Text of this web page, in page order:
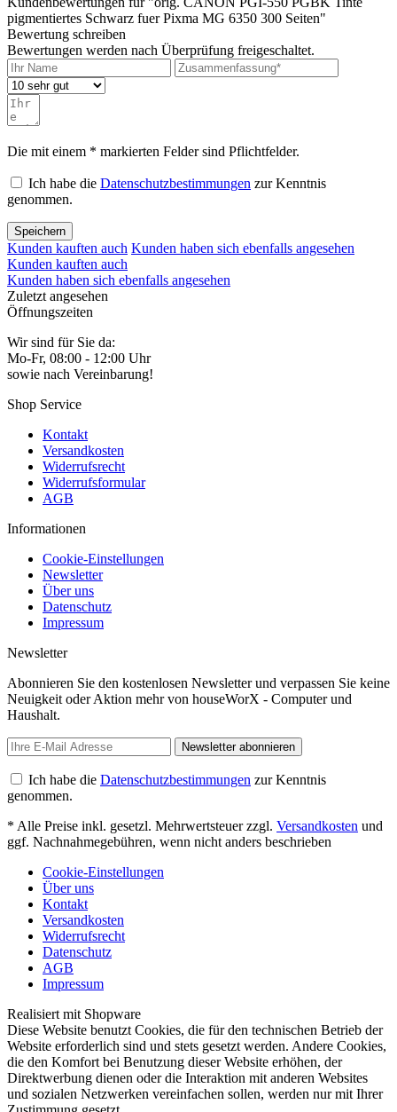
pigmentiertes Schwarz fuer Pixma MG 6350 300 Seiten"
Bewertung schreiben
Bewertungen werden nach Überprüfung freigeschaltet.
Die mit einem * markierten Felder sind Pflichtfelder.
Ich habe die Datenschutzbestimmungen zur Kenntnis
genommen.
Speichern
Kunden kauften auch Kunden haben sich ebenfalls angesehen
Kunden kauften auch
Kunden haben sich ebenfalls angesehen
Zuletzt angesehen
Öffnungszeiten
Wir sind für Sie da:
Mo-Fr, 08:00 - 12:00 Uhr
sowie nach Vereinbarung!
Shop Service
Kontakt
Versandkosten
Widerrufsrecht
Widerrufsformular
AGB
Informationen
Cookie-Einstellungen
Newsletter
Über uns
Datenschutz
Impressum
Newsletter
Abonnieren Sie den kostenlosen Newsletter und verpassen Sie keine
Neuigkeit oder Aktion mehr von houseWorX - Computer und
Haushalt.
Newsletter abonnieren
Ich habe die Datenschutzbestimmungen zur Kenntnis
genommen.
* Alle Preise inkl. gesetzl. Mehrwertsteuer zzgl. Versandkosten und
ggf. Nachnahmegebühren, wenn nicht anders beschrieben
Cookie-Einstellungen
Über uns
Kontakt
Versandkosten
Widerrufsrecht
Datenschutz
AGB
Impressum
Realisiert mit Shopware
Diese Website benutzt Cookies, die für den technischen Betrieb der
Website erforderlich sind und stets gesetzt werden. Andere Cookies,
die den Komfort bei Benutzung dieser Website erhöhen, der
Direktwerbung dienen oder die Interaktion mit anderen Websites
und sozialen Netzwerken vereinfachen sollen, werden nur mit Ihrer